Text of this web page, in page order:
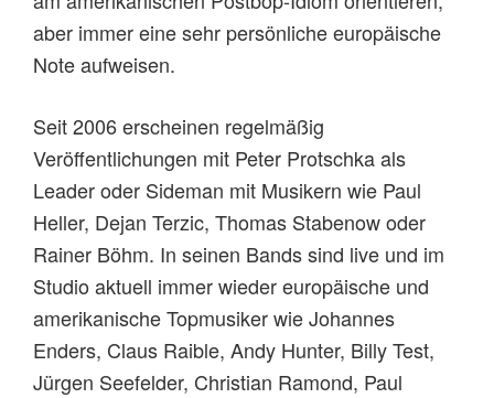
aber immer eine sehr persönliche europäische
Note aufweisen.
Seit 2006 erscheinen regelmäßig
Veröffentlichungen mit Peter Protschka als
Leader oder Sideman mit Musikern wie Paul
Heller, Dejan Terzic, Thomas Stabenow oder
Rainer Böhm. In seinen Bands sind live und im
Studio aktuell immer wieder europäische und
amerikanische Topmusiker wie Johannes
Enders, Claus Raible, Andy Hunter, Billy Test,
Jürgen Seefelder, Christian Ramond, Paul